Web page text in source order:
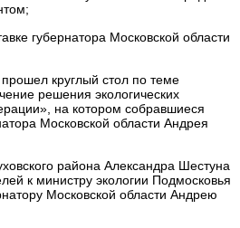
губернатора Московской области
круглый стол по теме
решения экологических
на котором собравшиеся
Московской области Андрея
района Александра Шестуна
к министру экологии Подмосковья
Московской области Андрею